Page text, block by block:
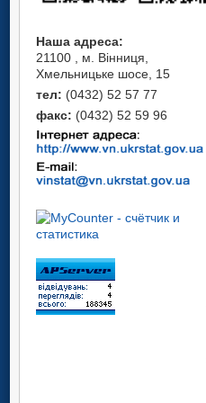
Наша адреса:
21100 , м. Вінниця,
Хмельницьке шосе, 15
тел: (0432) 52 57 77
факс: (0432) 52 59 96